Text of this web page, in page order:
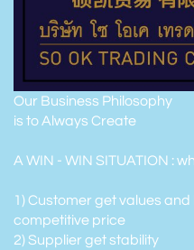
Our Business Philosophy
is to Always Create
A WIN - WIN SITUATION :
1) Customer get values
competitive price
2) Supplier get stability